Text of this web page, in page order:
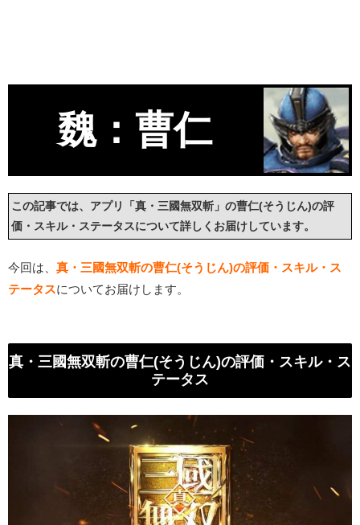
魏：曹仁
この記事では、アプリ「真・三國無双斬」の曹仁(そうじん)の評
価・スキル・ステータスについて詳しくお届けしています。
今回は、 真・三國無双斬の曹仁(そうじん)の評価・スキル・ス
テータスについてお届けします。
真・三國無双斬の曹仁(そうじん)の評価・スキル・ス
テータス